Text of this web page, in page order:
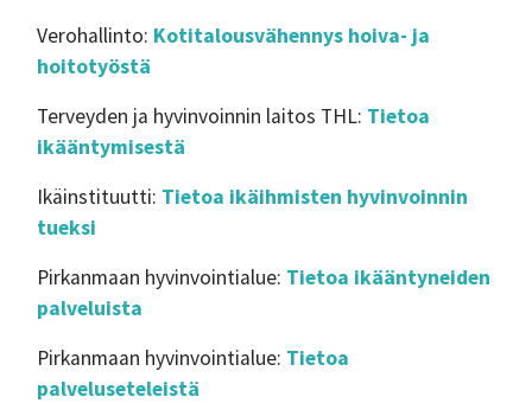
Verohallinto: Kotitalousvähennys hoiva- ja
hoitotyöstä
Terveyden ja hyvinvoinnin laitos THL: Tietoa
ikääntymisestä
Ikäinstituutti: Tietoa ikäihmisten hyvinvoinnin
tueksi
Pirkanmaan hyvinvointialue: Tietoa ikääntyneiden
palveluista
Pirkanmaan hyvinvointialue: Tietoa
palveluseteleistä